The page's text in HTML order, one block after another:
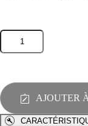
quantité
Corbeille
100
L
CURVE
AJOUTER